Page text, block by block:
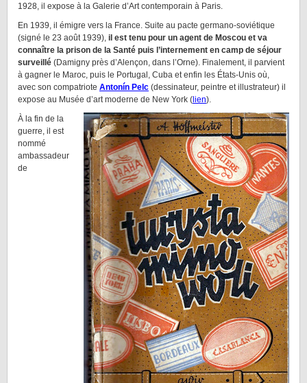
1928, il expose à la Galerie d’Art contemporain à Paris.
En 1939, il émigre vers la France. Suite au pacte germano-soviétique
(signé le 23 août 1939), il est tenu pour un agent de Moscou et va
connaître la prison de la Santé puis l’internement en camp de séjour
surveillé (Damigny près d’Alençon, dans l’Orne). Finalement, il parvient
à gagner le Maroc, puis le Portugal, Cuba et enfin les États-Unis où,
avec son compatriote Antonín Pelc (dessinateur, peintre et illustrateur) il
expose au Musée d’art moderne de New York ( lien).
À la fin de la
guerre, il est
nommé
ambassadeur
de